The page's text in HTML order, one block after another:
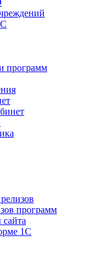
программ
программ
1С